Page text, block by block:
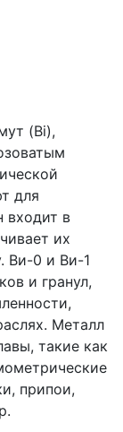
(Bi),
для
входит в
их
Ви-0 и Ви-1
и гранул,
Металл
такие как
припои,